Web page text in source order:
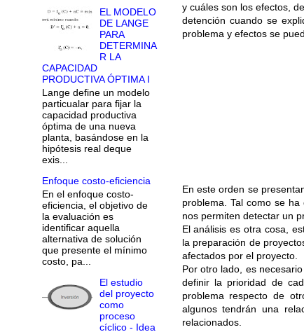
y cuáles son los efectos,
detención cuando se
problema y efectos se
En este orden se
problema. Tal como se
nos permiten detectar un
El análisis es otra cosa,
la preparación de
afectados por el proyecto.
Por otro lado, es
definir la prioridad de
problema respecto de
algunos tendrán una
relacionados.
EL MODELO
DE LANGE
PARA
DETERMINA
R LA
CAPACIDAD
PRODUCTIVA ÓPTIMA I
Lange define un modelo
particualar para fijar la
capacidad productiva
óptima de una nueva
planta, basándose en la
hipótesis real deque
exis...
Enfoque costo-eficiencia
En el enfoque costo-
eficiencia, el objetivo de
la evaluación es
identificar aquella
alternativa de solución
que presente el mínimo
costo, pa...
El estudio
del proyecto
como
proceso
cíclico - Idea